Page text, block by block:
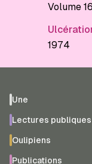
Volume 16
1974
Une
Lectures publiques
Oulipiens
Publications